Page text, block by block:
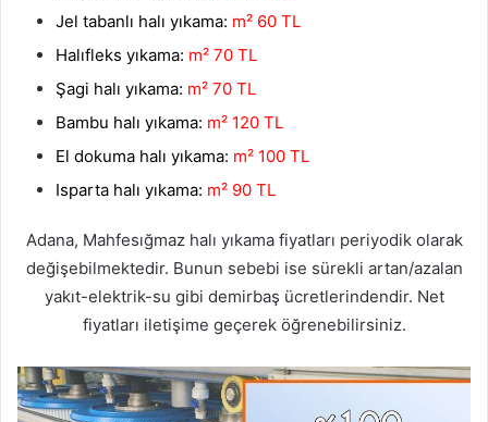
Jel tabanlı halı yıkama: m² 60 TL
Halıfleks yıkama: m² 70 TL
Şagi halı yıkama: m² 70 TL
Bambu halı yıkama: m² 120 TL
El dokuma halı yıkama: m² 100 TL
Isparta halı yıkama: m² 90 TL
Adana, Mahfesığmaz halı yıkama fiyatları periyodik olarak
değişebilmektedir. Bunun sebebi ise sürekli artan/azalan
yakıt-elektrik-su gibi demirbaş ücretlerindendir. Net
fiyatları iletişime geçerek öğrenebilirsiniz.